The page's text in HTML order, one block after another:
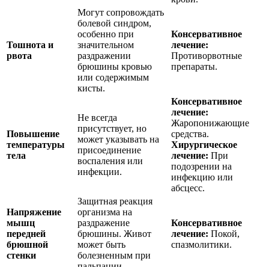
Тошнота и
рвота
Могут сопровождать
болевой синдром,
особенно при
значительном
раздражении
брюшины кровью
или содержимым
кисты.
Консервативное
лечение:
Противорвотные
препараты.
Повышение
температуры
тела
Не всегда
присутствует, но
может указывать на
присоединение
воспаления или
инфекции.
Консервативное
лечение:
Жаропонижающие
средства.
Хирургическое
лечение: При
подозрении на
инфекцию или
абсцесс.
Напряжение
мышц
передней
брюшной
стенки
Защитная реакция
организма на
раздражение
брюшины. Живот
может быть
болезненным при
Консервативное
лечение: Покой,
спазмолитики.